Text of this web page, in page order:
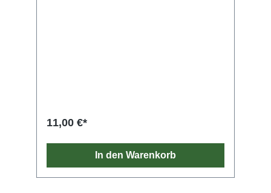
11,00 €*
In den Warenkorb